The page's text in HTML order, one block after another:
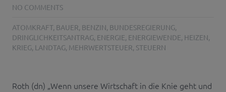
NO COMMENTS
ATOMKRAFT, BAUER, BENZIN, BUNDESREGIERUNG,
DRINGLICHKEITSANTRAG, ENERGIE, ENERGIEWENDE, HEIZEN,
KRIEG, LANDTAG, MEHRWERTSTEUER, STEUERN
Roth (dn) „Wenn unsere Wirtschaft in die Knie geht und